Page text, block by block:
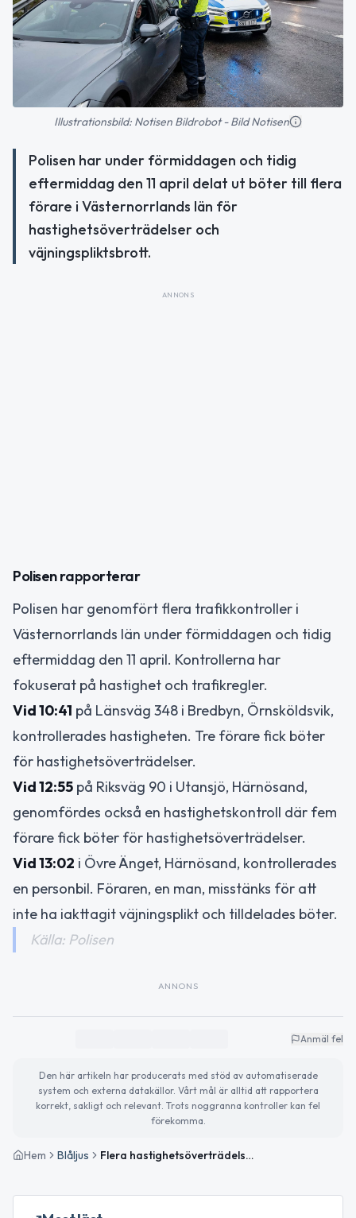
Illustrationsbild: Notisen Bildrobot - Bild Notisen
Polisen har under förmiddagen och tidig
eftermiddag den 11 april delat ut böter till flera
förare i Västernorrlands län för
hastighetsöverträdelser och
väjningspliktsbrott.
ANNONS
Polisen rapporterar
Polisen har genomfört flera trafikkontroller i
Västernorrlands län under förmiddagen och tidig
eftermiddag den 11 april. Kontrollerna har
fokuserat på hastighet och trafikregler.
Vid 10:41 på Länsväg 348 i Bredbyn, Örnsköldsvik,
kontrollerades hastigheten. Tre förare fick böter
för hastighetsöverträdelser.
Vid 12:55 på Riksväg 90 i Utansjö, Härnösand,
genomfördes också en hastighetskontroll där fem
förare fick böter för hastighetsöverträdelser.
Vid 13:02 i Övre Änget, Härnösand, kontrollerades
en personbil. Föraren, en man, misstänks för att
inte ha iakttagit väjningsplikt och tilldelades böter.
Källa: Polisen
ANNONS
Anmäl fel
Den här artikeln har producerats med stöd av automatiserade
system och externa datakällor. Vårt mål är alltid att rapportera
korrekt, sakligt och relevant. Trots noggranna kontroller kan fel
förekomma.
Hem Blåljus Flera hastighetsöverträdelser och väjningspliktsbrott i Västernorrlands län